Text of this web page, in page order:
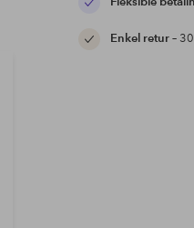
Enkel retur–